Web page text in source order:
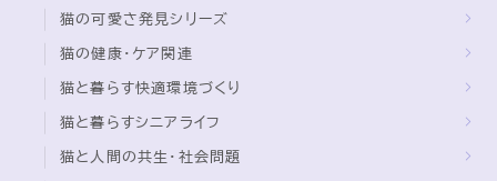
猫の健康・ケア関連
猫と暮らす快適環境づくり
猫と暮らすシニアライフ
猫と人間の共生・社会問題
猫との暮らし・生活設計